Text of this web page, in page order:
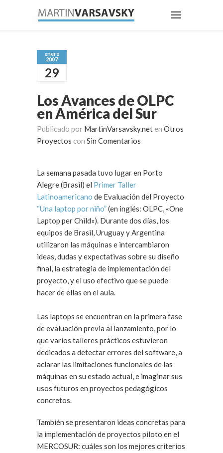
enero
2007
29
Los Avances de OLPC
en América del Sur
Publicado por MartinVarsavsky.net en Otros
Proyectos con Sin Comentarios
La semana pasada tuvo lugar en Porto
Alegre (Brasil) el Primer Taller
Latinoamericano de Evaluación del Proyecto
“Una laptop por niño”(en inglés: OLPC, «One
Laptop per Child»). Durante dos días, los
equipos de Brasil, Uruguay y Argentina
utilizaron las máquinas e intercambiaron
ideas, dudas y expectativas sobre su diseño
final, la estrategia de implementación del
proyecto, y el uso efectivo que se puede
hacer de ellas en el aula.
Las laptops se encuentran en la primera fase
de evaluación previa al lanzamiento, por lo
que varios talleres prácticos estuvieron
dedicados a detectar errores del software, a
aclarar las limitaciones funcionales de las
máquinas en su estado actual, e imaginar sus
usos futuros en proyectos pedagógicos
concretos.
También se presentaron ideas concretas para
la implementación de proyectos piloto en el
MERCOSUR: cuáles son los mejores criterios